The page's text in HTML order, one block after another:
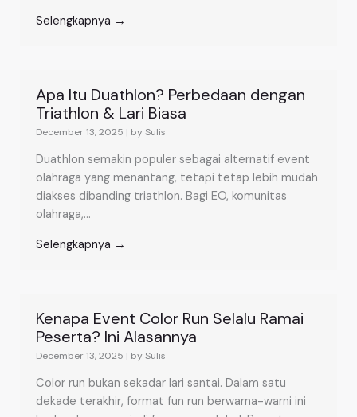
Selengkapnya →
Apa Itu Duathlon? Perbedaan dengan
Triathlon & Lari Biasa
December 13, 2025 | by Sulis
Duathlon semakin populer sebagai alternatif event
olahraga yang menantang, tetapi tetap lebih mudah
diakses dibanding triathlon. Bagi EO, komunitas
olahraga,...
Selengkapnya →
Kenapa Event Color Run Selalu Ramai
Peserta? Ini Alasannya
December 13, 2025 | by Sulis
Color run bukan sekadar lari santai. Dalam satu
dekade terakhir, format fun run berwarna-warni ini